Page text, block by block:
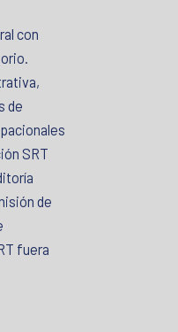
con
de
SRT
de
fuera